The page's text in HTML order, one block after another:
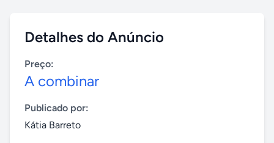
Detalhes do Anúncio
Preço:
A combinar
Publicado por:
Kátia Barreto